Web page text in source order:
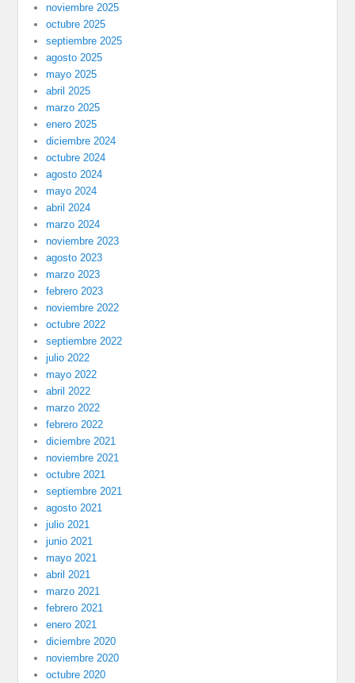
noviembre 2025
octubre 2025
septiembre 2025
agosto 2025
mayo 2025
abril 2025
marzo 2025
enero 2025
diciembre 2024
octubre 2024
agosto 2024
mayo 2024
abril 2024
marzo 2024
noviembre 2023
agosto 2023
marzo 2023
febrero 2023
noviembre 2022
octubre 2022
septiembre 2022
julio 2022
mayo 2022
abril 2022
marzo 2022
febrero 2022
diciembre 2021
noviembre 2021
octubre 2021
septiembre 2021
agosto 2021
julio 2021
junio 2021
mayo 2021
abril 2021
marzo 2021
febrero 2021
enero 2021
diciembre 2020
noviembre 2020
octubre 2020